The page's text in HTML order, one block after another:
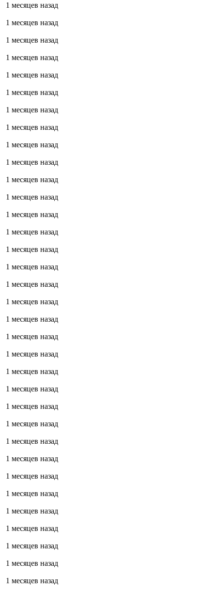
1 месяцев назад
1 месяцев назад
1 месяцев назад
1 месяцев назад
1 месяцев назад
1 месяцев назад
1 месяцев назад
1 месяцев назад
1 месяцев назад
1 месяцев назад
1 месяцев назад
1 месяцев назад
1 месяцев назад
1 месяцев назад
1 месяцев назад
1 месяцев назад
1 месяцев назад
1 месяцев назад
1 месяцев назад
1 месяцев назад
1 месяцев назад
1 месяцев назад
1 месяцев назад
1 месяцев назад
1 месяцев назад
1 месяцев назад
1 месяцев назад
1 месяцев назад
1 месяцев назад
1 месяцев назад
1 месяцев назад
1 месяцев назад
1 месяцев назад
1 месяцев назад